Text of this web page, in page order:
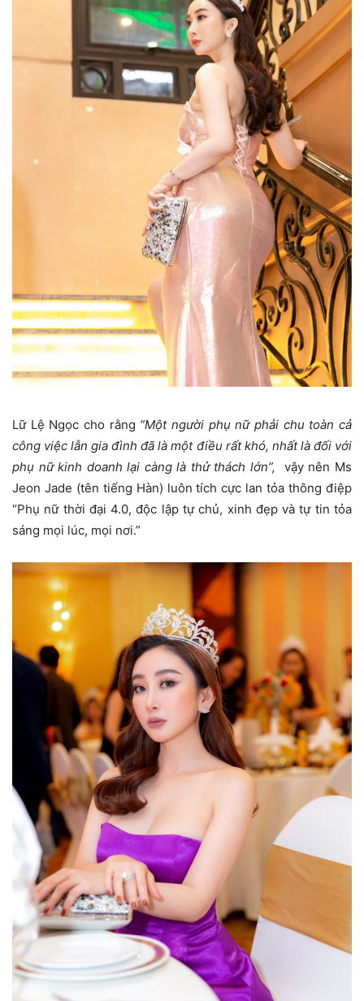
Lữ Lệ Ngọc cho rằng “Một người phụ nữ phải chu toàn cả
công việc lẫn gia đình đã là một điều rất khó, nhất là đối với
phụ nữ kinh doanh lại càng là thử thách lớn”,
vậy nên Ms
Jeon Jade (tên tiếng Hàn) luôn tích cực lan tỏa thông điệp
“Phụ nữ thời đại 4.0, độc lập tự chủ, xinh đẹp và tự tin tỏa
sáng mọi lúc, mọi nơi.”